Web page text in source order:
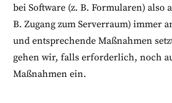
bei Software (z. B. Formularen) also
B. Zugang zum Serverraum) immer
und entsprechende Maßnahmen
gehen wir, falls erforderlich, noch
Maßnahmen ein.